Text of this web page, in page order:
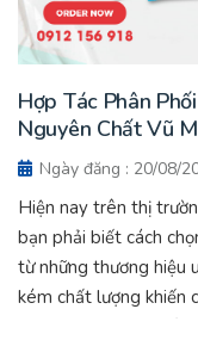
Hợp Tác Phân
Nguyên Chất Vũ
Ngày đăng : 20/08/
Hiện nay trên thị
bạn phải biết cách
từ những thương hiệu
kém chất lượng khiến
hại cho sức khỏe. Để